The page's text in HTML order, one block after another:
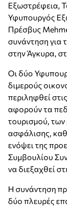
Εξωστρέφεια,
Υφυπουργός
Πρέσβυς
συνάντηση για
στην Άγκυρα,
Οι δύο
διμερούς
περιληφθεί
αφορούν τα
τουρισμού, των
ασφάλισης,
ενόψει της
Συμβουλίου
να διεξαχθεί
Η συνάντηση
δύο πλευρές